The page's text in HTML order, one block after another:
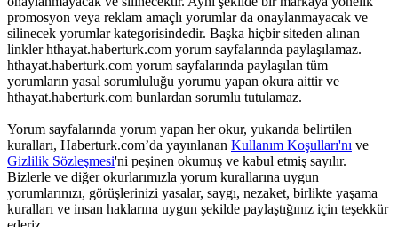
promosyon veya reklam amaçlı yorumlar da onaylanmayacak ve
silinecek yorumlar kategorisindedir. Başka hiçbir siteden alınan
linkler hthayat.haberturk.com yorum sayfalarında paylaşılamaz.
hthayat.haberturk.com yorum sayfalarında paylaşılan tüm
yorumların yasal sorumluluğu yorumu yapan okura aittir ve
hthayat.haberturk.com bunlardan sorumlu tutulamaz.
Yorum sayfalarında yorum yapan her okur, yukarıda belirtilen
kuralları, Haberturk.com’da yayınlanan Kullanım Koşulları'nı ve
Gizlilik Sözleşmesi'ni peşinen okumuş ve kabul etmiş sayılır.
Bizlerle ve diğer okurlarımızla yorum kurallarına uygun
yorumlarınızı, görüşlerinizi yasalar, saygı, nezaket, birlikte yaşama
kuralları ve insan haklarına uygun şekilde paylaştığınız için teşekkür